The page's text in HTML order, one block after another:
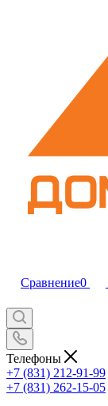
Сравнение0
Телефоны
+7 (831) 212-91-99
+7 (831) 262-15-05